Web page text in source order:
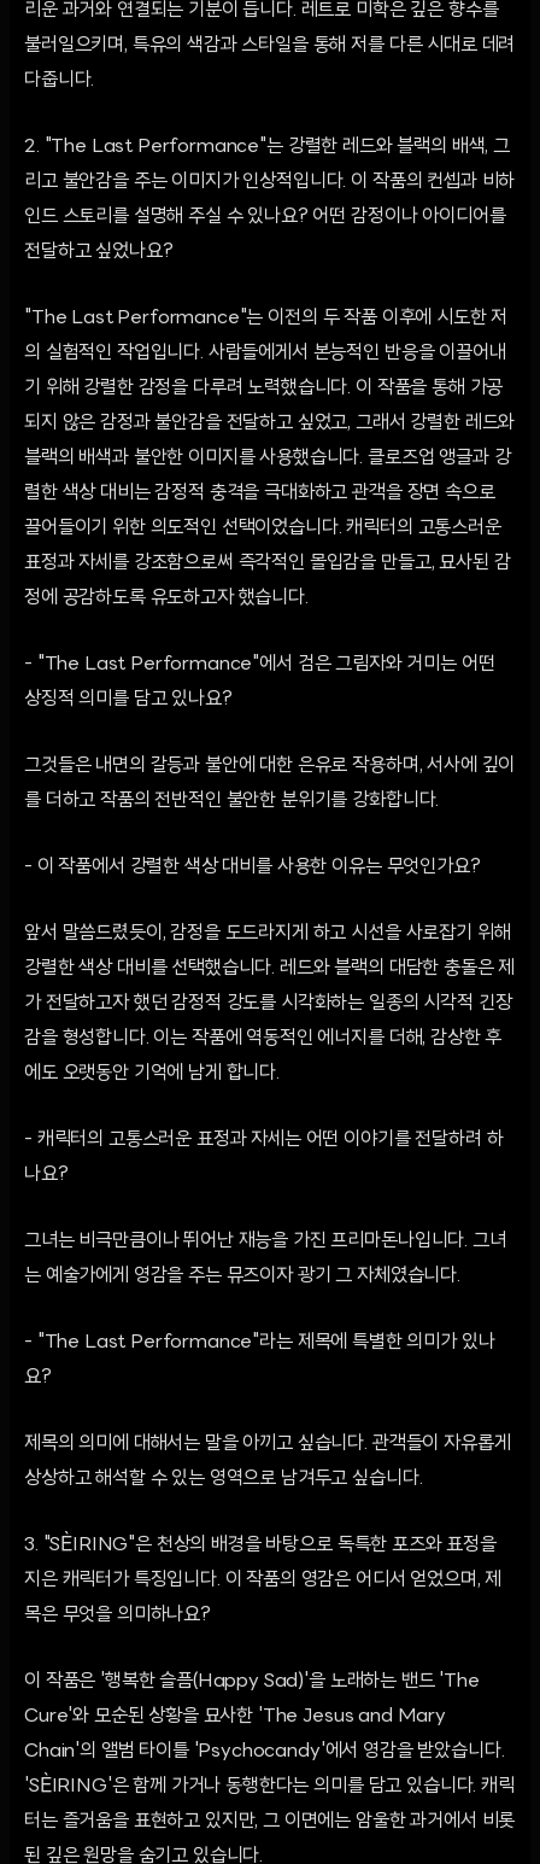
리운 과거와 연결되는 기분이 듭니다. 레트로 미학은 깊은 향수를
불러일으키며, 특유의 색감과 스타일을 통해 저를 다른 시대로 데려
다줍니다.
2. "The Last Performance"는 강렬한 레드와 블랙의 배색, 그
리고 불안감을 주는 이미지가 인상적입니다. 이 작품의 컨셉과 비하
인드 스토리를 설명해 주실 수 있나요? 어떤 감정이나 아이디어를
전달하고 싶었나요?
"The Last Performance"는 이전의 두 작품 이후에 시도한 저
의 실험적인 작업입니다. 사람들에게서 본능적인 반응을 이끌어내
기 위해 강렬한 감정을 다루려 노력했습니다. 이 작품을 통해 가공
되지 않은 감정과 불안감을 전달하고 싶었고, 그래서 강렬한 레드와
블랙의 배색과 불안한 이미지를 사용했습니다. 클로즈업 앵글과 강
렬한 색상 대비는 감정적 충격을 극대화하고 관객을 장면 속으로
끌어들이기 위한 의도적인 선택이었습니다. 캐릭터의 고통스러운
표정과 자세를 강조함으로써 즉각적인 몰입감을 만들고, 묘사된 감
정에 공감하도록 유도하고자 했습니다.
- "The Last Performance"에서 검은 그림자와 거미는 어떤
상징적 의미를 담고 있나요?
그것들은 내면의 갈등과 불안에 대한 은유로 작용하며, 서사에 깊이
를 더하고 작품의 전반적인 불안한 분위기를 강화합니다.
- 이 작품에서 강렬한 색상 대비를 사용한 이유는 무엇인가요?
앞서 말씀드렸듯이, 감정을 도드라지게 하고 시선을 사로잡기 위해
강렬한 색상 대비를 선택했습니다. 레드와 블랙의 대담한 충돌은 제
가 전달하고자 했던 감정적 강도를 시각화하는 일종의 시각적 긴장
감을 형성합니다. 이는 작품에 역동적인 에너지를 더해, 감상한 후
에도 오랫동안 기억에 남게 합니다.
- 캐릭터의 고통스러운 표정과 자세는 어떤 이야기를 전달하려 하
나요?
그녀는 비극만큼이나 뛰어난 재능을 가진 프리마돈나입니다. 그녀
는 예술가에게 영감을 주는 뮤즈이자 광기 그 자체였습니다.
- "The Last Performance"라는 제목에 특별한 의미가 있나
요?
제목의 의미에 대해서는 말을 아끼고 싶습니다. 관객들이 자유롭게
상상하고 해석할 수 있는 영역으로 남겨두고 싶습니다.
3. "SÈIRING"은 천상의 배경을 바탕으로 독특한 포즈와 표정을
지은 캐릭터가 특징입니다. 이 작품의 영감은 어디서 얻었으며, 제
목은 무엇을 의미하나요?
이 작품은 '행복한 슬픔(Happy Sad)'을 노래하는 밴드 'The
Cure'와 모순된 상황을 묘사한 'The Jesus and Mary
Chain'의 앨범 타이틀 'Psychocandy'에서 영감을 받았습니다.
'SÈIRING'은 함께 가거나 동행한다는 의미를 담고 있습니다. 캐릭
터는 즐거움을 표현하고 있지만, 그 이면에는 암울한 과거에서 비롯
된 깊은 원망을 숨기고 있습니다.